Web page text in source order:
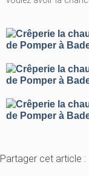
Partager cet article :